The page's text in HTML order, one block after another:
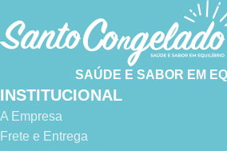
SAÚDE E SABOR EM
INSTITUCIONAL
A Empresa
Frete e Entrega